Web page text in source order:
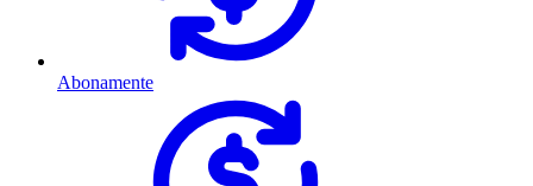
Abonamente